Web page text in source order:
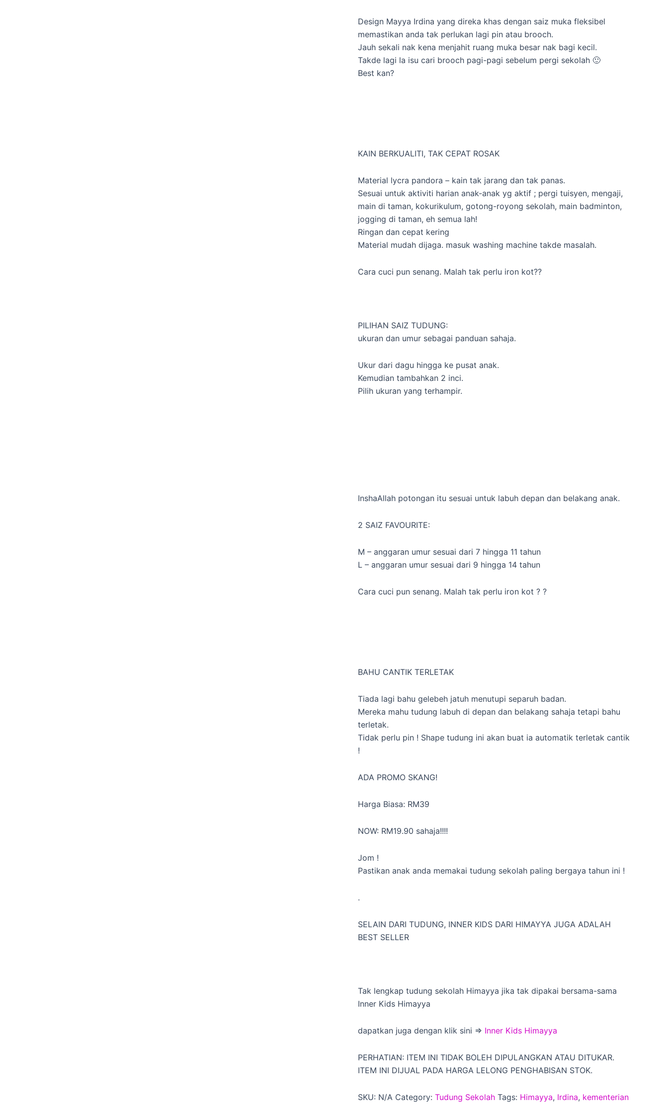
Design Mayya Irdina yang direka khas dengan saiz muka fleksibel
memastikan anda tak perlukan lagi pin atau brooch.
Jauh sekali nak kena menjahit ruang muka besar nak bagi kecil.
Takde lagi la isu cari brooch pagi-pagi sebelum pergi sekolah 🙂
Best kan?
KAIN BERKUALITI, TAK CEPAT ROSAK
Material lycra pandora – kain tak jarang dan tak panas.
Sesuai untuk aktiviti harian anak-anak yg aktif ; pergi tuisyen, mengaji,
main di taman, kokurikulum, gotong-royong sekolah, main badminton,
jogging di taman, eh semua lah!
Ringan dan cepat kering
Material mudah dijaga. masuk washing machine takde masalah.
Cara cuci pun senang. Malah tak perlu iron kot??
PILIHAN SAIZ TUDUNG:
ukuran dan umur sebagai panduan sahaja.
Ukur dari dagu hingga ke pusat anak.
Kemudian tambahkan 2 inci.
Pilih ukuran yang terhampir.
InshaAllah potongan itu sesuai untuk labuh depan dan belakang anak.
2 SAIZ FAVOURITE:
M – anggaran umur sesuai dari 7 hingga 11 tahun
L – anggaran umur sesuai dari 9 hingga 14 tahun
Cara cuci pun senang. Malah tak perlu iron kot ? ?
BAHU CANTIK TERLETAK
Tiada lagi bahu gelebeh jatuh menutupi separuh badan.
Mereka mahu tudung labuh di depan dan belakang sahaja tetapi bahu
terletak.
Tidak perlu pin ! Shape tudung ini akan buat ia automatik terletak cantik
!
ADA PROMO SKANG!
Harga Biasa: RM39
NOW: RM19.90 sahaja!!!!
Jom !
Pastikan anak anda memakai tudung sekolah paling bergaya tahun ini !
.
SELAIN DARI TUDUNG, INNER KIDS DARI HIMAYYA JUGA ADALAH
BEST SELLER
Tak lengkap tudung sekolah Himayya jika tak dipakai bersama-sama
Inner Kids Himayya
dapatkan juga dengan klik sini => Inner Kids Himayya
PERHATIAN: ITEM INI TIDAK BOLEH DIPULANGKAN ATAU DITUKAR.
ITEM INI DIJUAL PADA HARGA LELONG PENGHABISAN STOK.
SKU: N/A Category: Tudung Sekolah Tags: Himayya, Irdina, kementerian